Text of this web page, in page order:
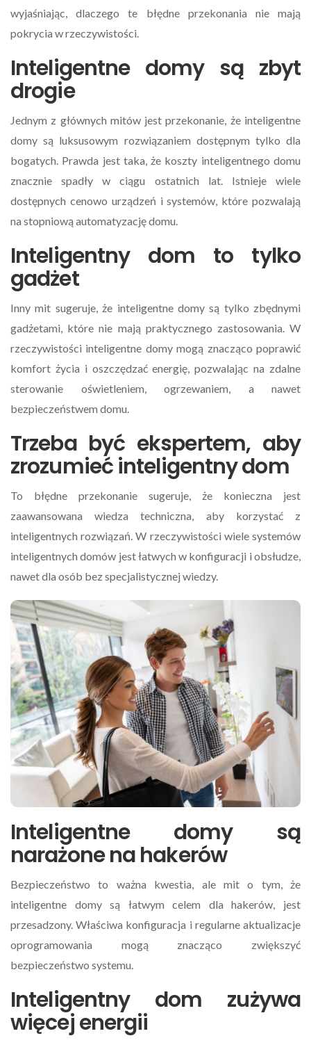
wyjaśniając, dlaczego te błędne przekonania nie mają
pokrycia w rzeczywistości.
Inteligentne domy są zbyt
drogie
Jednym z głównych mitów jest przekonanie, że inteligentne
domy są luksusowym rozwiązaniem dostępnym tylko dla
bogatych. Prawda jest taka, że koszty inteligentnego domu
znacznie spadły w ciągu ostatnich lat. Istnieje wiele
dostępnych cenowo urządzeń i systemów, które pozwalają
na stopniową automatyzację domu.
Inteligentny dom to tylko
gadżet
Inny mit sugeruje, że inteligentne domy są tylko zbędnymi
gadżetami, które nie mają praktycznego zastosowania. W
rzeczywistości inteligentne domy mogą znacząco poprawić
komfort życia i oszczędzać energię, pozwalając na zdalne
sterowanie oświetleniem, ogrzewaniem, a nawet
bezpieczeństwem domu.
Trzeba być ekspertem, aby
zrozumieć inteligentny dom
To błędne przekonanie sugeruje, że konieczna jest
zaawansowana wiedza techniczna, aby korzystać z
inteligentnych rozwiązań. W rzeczywistości wiele systemów
inteligentnych domów jest łatwych w konfiguracji i obsłudze,
nawet dla osób bez specjalistycznej wiedzy.
Inteligentne domy są
narażone na hakerów
Bezpieczeństwo to ważna kwestia, ale mit o tym, że
inteligentne domy są łatwym celem dla hakerów, jest
przesadzony. Właściwa konfiguracja i regularne aktualizacje
oprogramowania mogą znacząco zwiększyć
bezpieczeństwo systemu.
Inteligentny dom zużywa
więcej energii